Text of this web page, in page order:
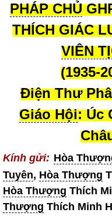
PHÁP CHỦ
THÍCH GIÁC
VIÊN
(1935-
Điện Thư
Giáo Hội: Úc
Kính gửi: Hòa
Tuyên, Hòa Thượng
Hòa Thượng Thích
Thượng Thích Minh